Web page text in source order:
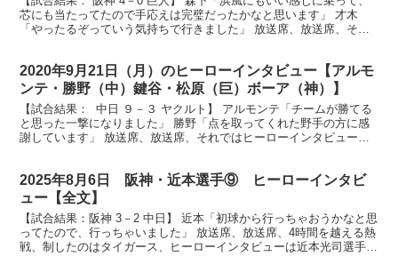
芯にも当たってたので手応えは完璧だったかなと思います」 才木
「やったるぞっていう気持ちで行きました」 放送席、放送席、そし
2020年9月21日（月）のヒーローインタビュー【アルモ
ンテ・勝野（中）鍵谷・松原（巨）ボーア（神）】
【試合結果： 中日 ９－３ ヤクルト】 アルモンテ「チームが勝てる
と思った一撃になりました」 勝野「点を取ってくれた野手の方に感
謝しています」 放送席、放送席、それではヒーローインタビューで
2025年8月6日 阪神・近本選手⑨ ヒーローインタビ
ュー【全文】
【試合結果：阪神 3－2 中日】 近本「初球から行っちゃおうかなと思
ってたので、行っちゃいました」 放送席、放送席、4時間を越える熱
戦、制したのはタイガース、ヒーローインタビューは近本光司選手で